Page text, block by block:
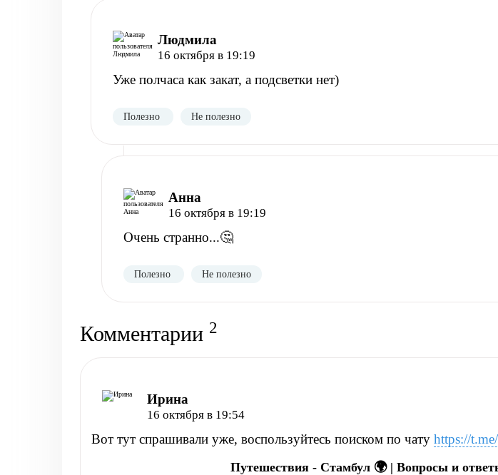
Людмила
16 октября в 19:19
Уже полчаса как закат, а подсветки нет)
Полезно Не полезно
Анна
16 октября в 19:19
Очень странно...🤔
Полезно Не полезно
Комментарии 2
Ирина
16 октября в 19:54
Вот тут спрашивали уже, воспользуйтесь поиском по чату https://
Путешествия - Стамбул 🌍 | Вопросы и